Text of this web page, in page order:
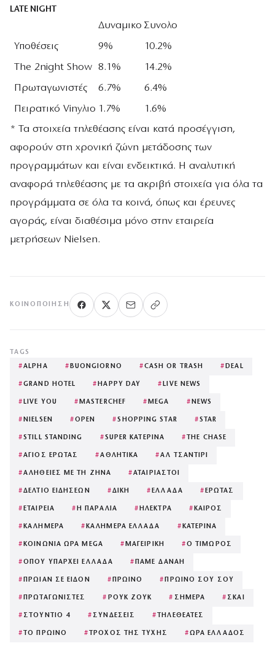
LATE NIGHT
Δυναμικο Συνολο
Υποθέσεις
9%
10.2%
Τhe 2night Show 8.1%
14.2%
Πρωταγωνιστές
6.7%
6.4%
Πειρατικό Vinyλιο 1.7%
1.6%
* Τα στοιχεία τηλεθέασης είναι κατά προσέγγιση,
αφορούν στη χρονική ζώνη μετάδοσης των
προγραμμάτων και είναι ενδεικτικά. Η αναλυτική
αναφορά τηλεθέασης με τα ακριβή στοιχεία για όλα τα
προγράμματα σε όλα τα κοινά, όπως και έρευνες
αγοράς, είναι διαθέσιμα μόνο στην εταιρεία
μετρήσεων Nielsen.
ΚΟΙΝΟΠΟΊΗΣΗ
TAGS
#ALPHA # BUONGIORNO #CASH OR TRASH # DEAL
#GRAND HOTEL # HAPPY DAY # LIVE NEWS
# LIVE YOU # MASTERCHEF # MEGA # NEWS
# NIELSEN #OPEN #SHOPPING STAR #STAR
#STILL STANDING #SUPER ΚΑΤΕΡΙΝΑ # THE CHASE
#ΑΓΙΟΣ ΕΡΩΤΑΣ #ΑΘΛΗΤΙΚΑ #ΑΛ ΤΣΑΝΤΙΡΙ
#ΑΛΗΘΕΙΕΣ ΜΕ ΤΗ ΖΗΝΑ #ΑΤΑΙΡΙΑΣΤΟΙ
#ΔΕΛΤΙΟ ΕΙΔΗΣΕΩΝ #ΔΙΚΗ # ΕΛΛΑΔΑ # ΕΡΩΤΑΣ
# ΕΤΑΙΡΕΙΑ # Η ΠΑΡΑΛΙΑ # ΗΛΕΚΤΡΑ # ΚΑΙΡΟΣ
# ΚΑΛΗΜΕΡΑ # ΚΑΛΗΜΕΡΑ ΕΛΛΑΔΑ # ΚΑΤΕΡΙΝΑ
# ΚΟΙΝΩΝΙΑ ΩΡΑ MEGA # ΜΑΓΕΙΡΙΚΗ #Ο ΤΙΜΩΡΟΣ
#ΟΠΟΥ ΥΠΑΡΧΕΙ ΕΛΛΑΔΑ # ΠΑΜΕ ΔΑΝΑΗ
# ΠΡΩΙΑΝ ΣΕ ΕΙΔΟΝ # ΠΡΩΙΝΟ # ΠΡΩΙΝΟ ΣΟΥ ΣΟΥ
# ΠΡΩΤΑΓΩΝΙΣΤΕΣ # ΡΟΥΚ ΖΟΥΚ # ΣΗΜΕΡΑ # ΣΚΑΙ
# ΣΤΟΥΝΤΙΟ 4 # ΣΥΝΔΕΣΕΙΣ # ΤΗΛΕΘΕΑΤΕΣ
# ΤΟ ΠΡΩΙΝΟ # ΤΡΟΧΟΣ ΤΗΣ ΤΥΧΗΣ #ΩΡΑ ΕΛΛΑΔΟΣ